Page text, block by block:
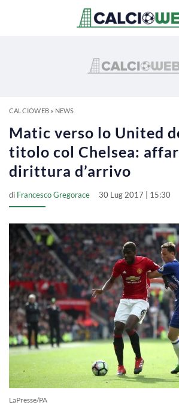
CALCIOWEB» NEWS
Matic verso lo United
titolo col Chelsea:
dirittura d’arrivo
di Francesco Gregorace 30 Lug 2017 | 15:30
LaPresse/PA